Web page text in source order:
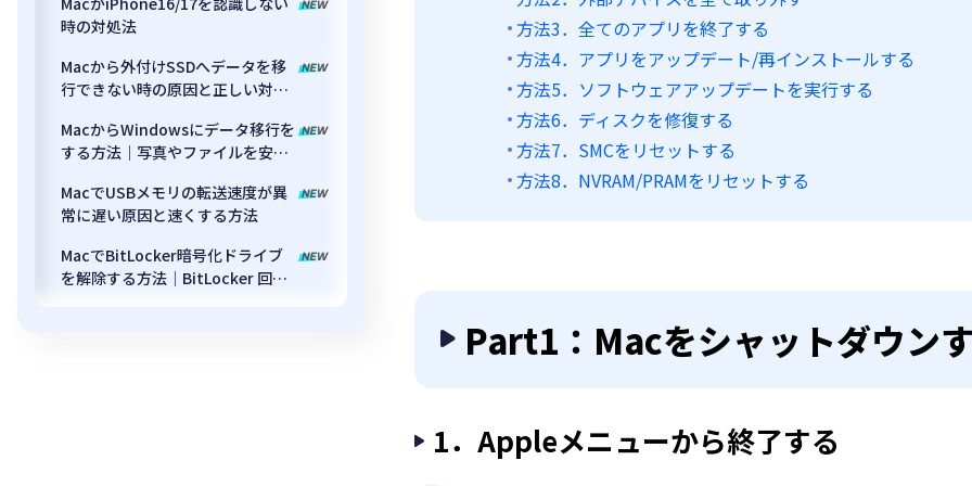
時の対処法
Macから外付けSSDへデータを移
行できない時の原因と正しい対処
MacからWindowsにデータ移行を
する方法｜写真やファイルを安全
MacでUSBメモリの転送速度が異
常に遅い原因と速くする方法
MacでBitLocker暗号化ドライブ
を解除する方法｜BitLocker 回復
方法3．全てのアプリを終了する
方法4．アプリをアップデート/再インストールする
方法5．ソフトウェアアップデートを実行する
方法6．ディスクを修復する
方法7．SMCをリセットする
方法8．NVRAM/PRAMをリセットする
Part1：Macをシャットダウン
1．Appleメニューから終了する